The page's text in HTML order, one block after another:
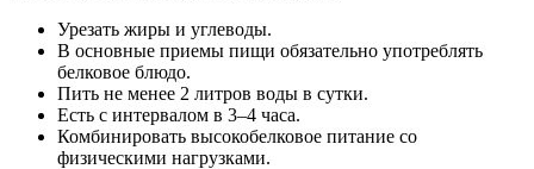
Урезать жиры и углеводы.
В основные приемы пищи обязательно употреблять
белковое блюдо.
Пить не менее 2 литров воды в сутки.
Есть с интервалом в 3–4 часа.
Комбинировать высокобелковое питание со
физическими нагрузками.